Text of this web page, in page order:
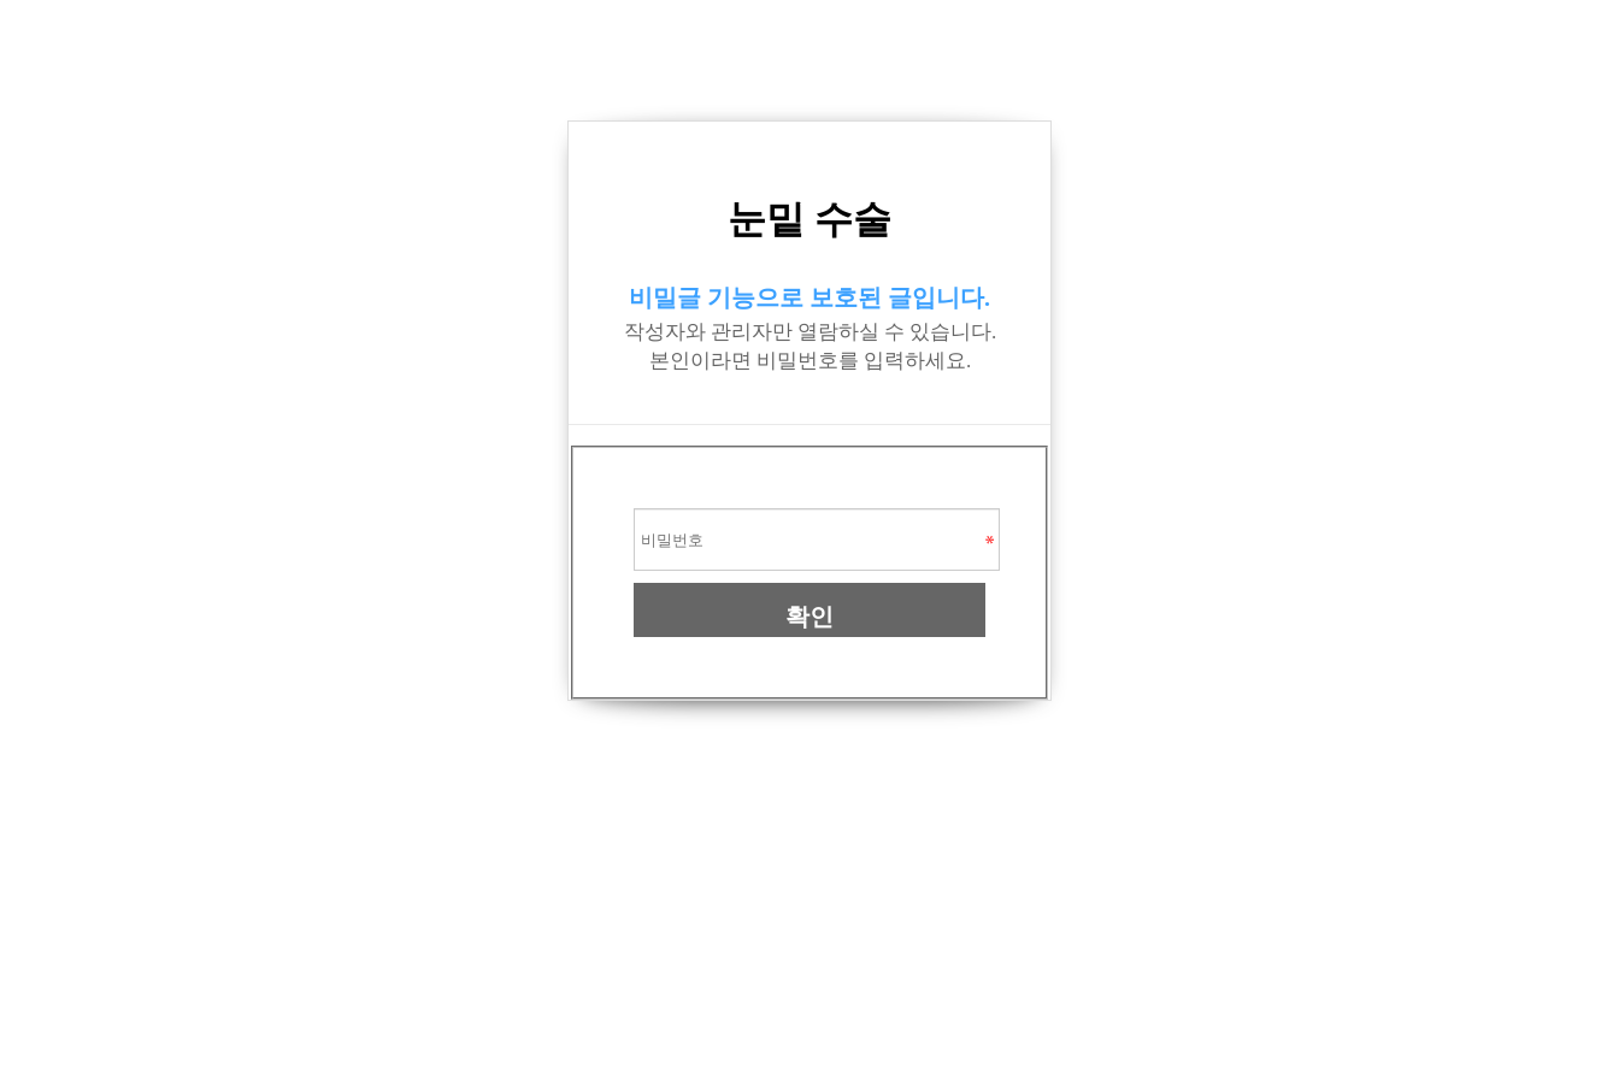
눈밑 수술
비밀글 기능으로 보호된 글입니다.
작성자와 관리자만 열람하실 수 있습니다.
본인이라면 비밀번호를 입력하세요.